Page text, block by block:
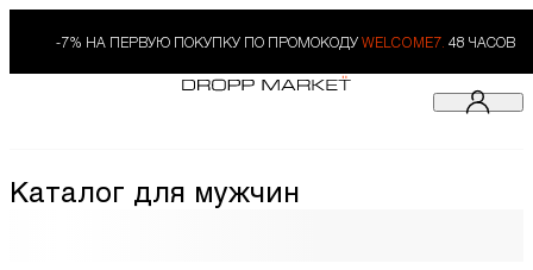
-7% НА ПЕРВУЮ ПОКУПКУ ПО ПРОМОКОДУ WELCOME7. 48 ЧАСОВ
Каталог для мужчин